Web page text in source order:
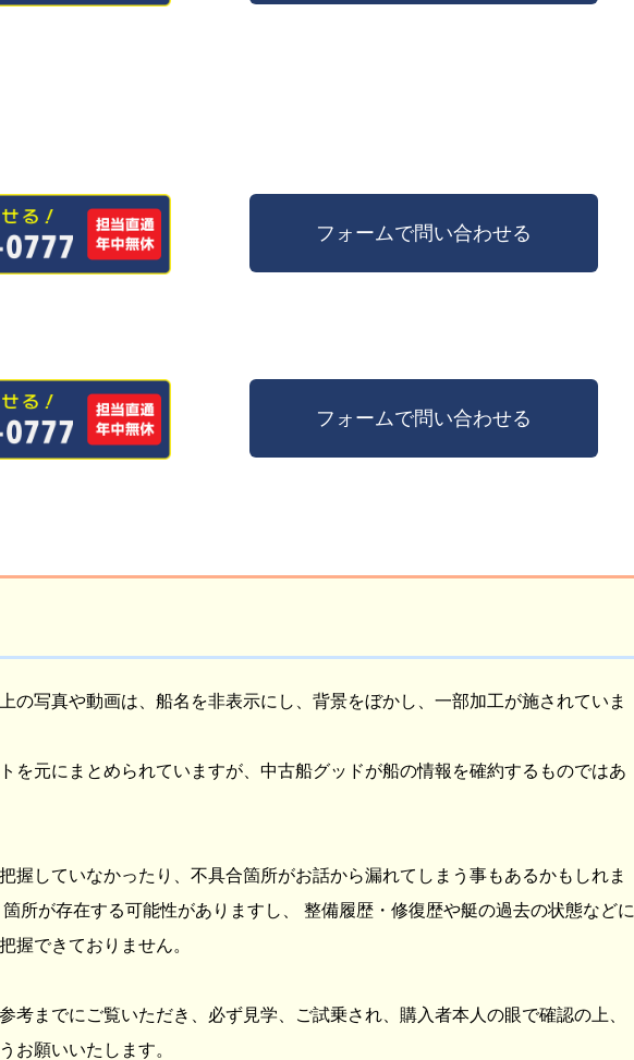
の写真や動画は、船名を非表示にし、背景をぼかし、一部加工が施されていま
を元にまとめられていますが、中古船グッドが船の情報を確約するものではあ
握していなかったり、不具合箇所がお話から漏れてしまう事もあるかもしれま
所が存在する可能性がありますし、 整備履歴・修復歴や艇の過去の状態などに
握できておりません。
考までにご覧いただき、必ず見学、ご試乗され、購入者本人の眼で確認の上、
お願いいたします。